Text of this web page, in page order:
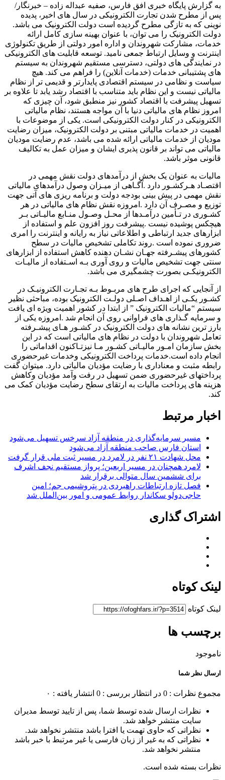
به گزارش پایگاه خبری افق فارس، صفیه عبداله زاده – خبرنگار/
پس از مطرح شدن تجارت الکترونیکی در سال های اخیر، پدیده
نوینی که به تازگی مطرح گردیده است دولت الکترونیک می باشد.
دولت الکترونیک را می توان، با عنوان بهینه سازی کامل ارائه
خدمات، مشارکت شهروندان و اداره امور دولتی از طریق تکنولوژی
اینترنت و وسایل ارتباط جمعی نامید. توسعه قابلیت های الکترونیکی
در نمایندگی های دولتی، دسترسی مستقیم شهروندان به سیستم
های پشتیبانی خدمات (خدمات آنلاین) را فراهم می کند. هیچ
سیاست و نظامی در سیستم اقتصادی پایدارتر و قدیمی تر از نظام
مالیاتی نیست و این نظام باید متناسب با اقتصاد رشد یابد تا علاوه بر
تسهیل پیشرفت با اقتصاد کشور نیز منطبق شود، آن چیزی که
امروز نظام های مالیاتی دنیا با آن مواجه هستند، نظام مالیاتی
الکترونیکی در کنار دولت الکترونیکی است. یکی از موضوعات با
اهمیت در خدمات مالیاتی مبتنی بر دولت الکترونیک، میزان رضایت
مودیان از خدمات مالیاتی ارائه شده می باشد، عدم رضایت مودیان
مالیاتی می تواند بر قانون پذیری ایشان و میزان عمل به تکالیف
قانونی موثر باشد.
مالیات به عنوان یک بخش از درآمدهای دولت نقش مهمی در
اقتصـاد هـرکشـور دارد .آگـاهی از میـزان وصول درآمدهای مالیاتی
نقش مهمی در پیش بینی بودجه دولت و برنامه ریزی های آتی جهت
توزیع و مصـرف آن دارد .امروزه نقش نظام های مالیاتی در هر
کشـوری در تـأمین درآمـدها از محـل وصـول منـابع مالیـاتی بـر
هیچکس پوشیده نیست .پیشرفت روز افزون علم و استفاده از
ابزارهای جدید ارتباطی و اطلاعاتی نیاز به رایانه و اینترنت را امری
ضروری نموده است .روند تکاملی تشخیص مالیات در سطح
کشورهای پیشـرفته جهـان نشـان دهنده کاهش استفاده از ابزارهای
سنتی جهت تشخیص مالیات و روی آوری بـه اسـتفاده از مالیـات
الکترونیکـی بصورت چشمگیری می باشد.
از آنجایی که اجرای طرح های مربـوط بـه تجـارت الکترونیـک در
کشـور یکـی از اهـداف اصـلی دولـت الکترونیک بوده، مباحثی نظیر
سیستم “مالیات الکترونیک ” از ابتدا در کشور اهمیت ویژه ای یافت
و سرمایه گـذاری های فراوانی روی آن انجام شد .امروزه یکی از
بارز ترین نشانه های دولت الکترونیک در کشـور هـای پیشـرفته
تعامل شهروندان با دولت در نظام های مالیاتی است که در این
بخش سازمان امـور مالیـاتی کشـور مـا نیزتـاکنون اقداماتی را
انجام داده است.خدمات پرداخت الکترونیکی وخدمات غیرحضوری
رابطه مثبت و معناداری با رضایت مؤدیان مالیاتی دارد. میتوان گفت
پرداختهای غیرحضوری ضمن تسهیل در رفت وآمد مؤدیان وکاهش
هزینه های پرداخت مالیات به ارتقای سطح رضایت مؤدیان کمک می
کند.
اخبار مرتبط
مسیر سرمایه‌گذاری در منطقه آزاد سرخس تسهیل می‌شود
استان فارس صاحب منطقه آزاد می‌شود
محل شهادت ۲۱ نفر در لامرد در مسیر ثبت ملی قرار گرفت
لامرد همچنان در مسیر اربعین؛ پرواز مستقیم نجف اشرف
برای ششمین سال متوالی برقرار شد
فصل تازه ارتباطات راهبردی در پتروشیمی جم؛ امین
حاجی‌دولو سکاندار روابط عمومی و امور بین‌الملل شد
اشتراک گذاری
لینک کوتاه
لینک کوتاه
برچسب ها
ناموجود
ارسال نظر شما
مجموع نظرات : 0 در انتظار بررسی : 0 انتشار یافته : ۰
نظرات ارسال شده توسط شما، پس از تایید توسط مدیران
سایت منتشر خواهد شد.
نظراتی که حاوی تهمت یا افترا باشد منتشر نخواهد شد.
نظراتی که به غیر از زبان فارسی یا غیر مرتبط با خبر باشد
منتشر نخواهد شد.
نظرات بسته شده است.